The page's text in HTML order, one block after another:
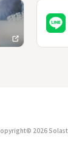
2026